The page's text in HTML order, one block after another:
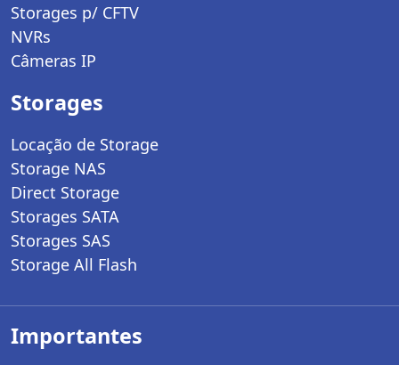
Storages p/ CFTV
NVRs
Câmeras IP
Storages
Locação de Storage
Storage NAS
Direct Storage
Storages SATA
Storages SAS
Storage All Flash
Importantes